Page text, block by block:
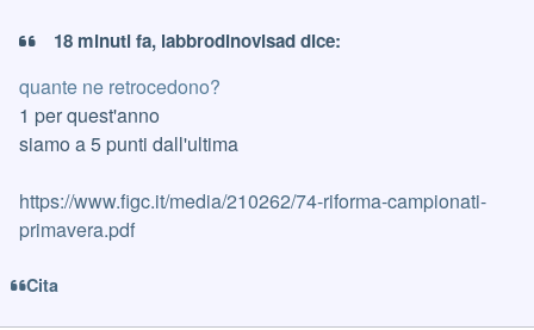
18 minuti fa, labbrodinovisad dice:
quante ne retrocedono?
1 per quest'anno
siamo a 5 punti dall'ultima
https://www.figc.it/media/210262/74-riforma-campionati-
primavera.pdf
Cita